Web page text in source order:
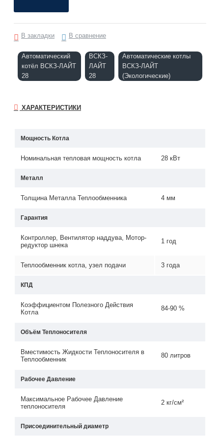
В закладки В сравнение
Автоматический
котёл ВСКЗ-ЛАЙТ
28
ВСКЗ-
ЛАЙТ
28
Автоматические котлы
ВСКЗ-ЛАЙТ
(Экологические)
ХАРАКТЕРИСТИКИ
Мощность Котла
Номинальная тепловая мощность котла 28 кВт
Металл
Толщина Металла Теплообменника 4 мм
Гарантия
Контроллер, Вентилятор наддува, Мотор-
редуктор шнека
1 год
Теплообменник котла, узел подачи 3 года
КПД
Коэффициентом Полезного Действия
Котла
84-90 %
Объём Теплоносителя
Вместимость Жидкости Теплоносителя в
Теплообменник
80 литров
Рабочее Давление
Максимальное Рабочее Давление
теплоносителя
2 кг/см²
Присоединительный диаметр